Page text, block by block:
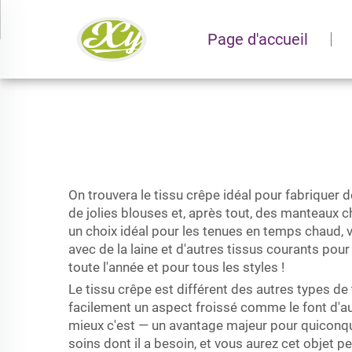
Page d'accueil
On trouvera le tissu crêpe idéal pour fabriquer
de jolies blouses et, après tout, des manteaux
un choix idéal pour les tenues en temps
avec de la laine et d'autres tissus courants
toute l'année et pour tous les styles !
Le tissu crêpe est différent des autres types
facilement un aspect froissé comme le font
mieux c'est — un avantage majeur pour
soins dont il a besoin, et vous aurez cet objet